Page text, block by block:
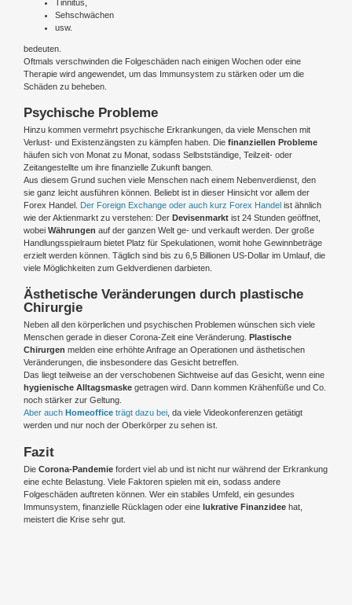
Tinnitus,
Sehschwächen
usw.
bedeuten.
Oftmals verschwinden die Folgeschäden nach einigen Wochen oder eine
Therapie wird angewendet, um das Immunsystem zu stärken oder um die
Schäden zu beheben.
Psychische Probleme
Hinzu kommen vermehrt psychische Erkrankungen, da viele Menschen mit
Verlust- und Existenzängsten zu kämpfen haben. Die finanziellen Probleme
häufen sich von Monat zu Monat, sodass Selbstständige, Teilzeit- oder
Zeitangestellte um ihre finanzielle Zukunft bangen.
Aus diesem Grund suchen viele Menschen nach einem Nebenverdienst, den
sie ganz leicht ausführen können. Beliebt ist in dieser Hinsicht vor allem der
Forex Handel.
Der Foreign Exchange oder auch kurz Forex Handel ist ähnlich
wie der Aktienmarkt zu verstehen: Der Devisenmarkt ist 24 Stunden geöffnet,
wobei Währungen auf der ganzen Welt ge- und verkauft werden. Der große
Handlungsspielraum bietet Platz für Spekulationen, womit hohe Gewinnbeträge
erzielt werden können. Täglich sind bis zu 6,5 Billionen US-Dollar im Umlauf, die
viele Möglichkeiten zum Geldverdienen darbieten.
Ästhetische Veränderungen durch plastische
Chirurgie
Neben all den körperlichen und psychischen Problemen wünschen sich viele
Menschen gerade in dieser Corona-Zeit eine Veränderung. Plastische
Chirurgen melden eine erhöhte Anfrage an Operationen und ästhetischen
Veränderungen, die insbesondere das Gesicht betreffen.
Das liegt teilweise an der verschobenen Sichtweise auf das Gesicht, wenn eine
hygienische Alltagsmaske getragen wird. Dann kommen Krähenfüße und Co.
noch stärker zur Geltung.
Aber auch Homeoffice trägt dazu bei, da viele Videokonferenzen getätigt
werden und nur noch der Oberkörper zu sehen ist.
Fazit
Die Corona-Pandemie fordert viel ab und ist nicht nur während der Erkrankung
eine echte Belastung. Viele Faktoren spielen mit ein, sodass andere
Folgeschäden auftreten können. Wer ein stabiles Umfeld, ein gesundes
Immunsystem, finanzielle Rücklagen oder eine lukrative Finanzidee hat,
meistert die Krise sehr gut.